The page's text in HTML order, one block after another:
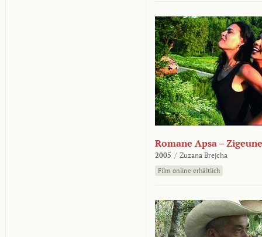
Romane Apsa –
2005 / Zuzana Brejcha
Film online erhältlich